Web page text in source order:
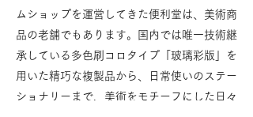
ムショップを運営してきた便利堂は、美術商
品の老舗でもあります。
国内では唯一技術継
承している多色刷コロタイプ「玻璃彩版」を
用いた精巧な複製品から、日常使いのステー
ショナリーまで、美術をモチーフにした日々